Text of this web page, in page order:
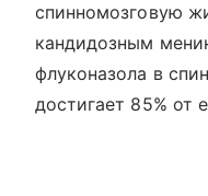
спинномозговую
кандидозным
флуконазола в
достигает 85% от